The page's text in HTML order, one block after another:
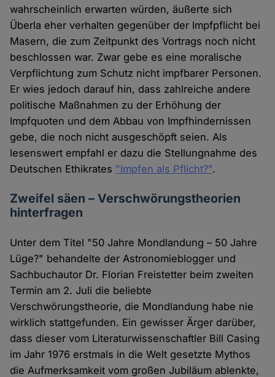
wahrscheinlich erwarten würden, äußerte sich
Überla eher verhalten gegenüber der Impfpflicht bei
Masern, die zum Zeitpunkt des Vortrags noch nicht
beschlossen war. Zwar gebe es eine moralische
Verpflichtung zum Schutz nicht impfbarer Personen.
Er wies jedoch darauf hin, dass zahlreiche andere
politische Maßnahmen zu der Erhöhung der
Impfquoten und dem Abbau von Impfhindernissen
gebe, die noch nicht ausgeschöpft seien. Als
lesenswert empfahl er dazu die Stellungnahme des
Deutschen Ethikrates "Impfen als Pflicht?".
Zweifel säen – Verschwörungstheorien
hinterfragen
Unter dem Titel "50 Jahre Mondlandung – 50 Jahre
Lüge?" behandelte der Astronomieblogger und
Sachbuchautor Dr. Florian Freistetter beim zweiten
Termin am 2. Juli die beliebte
Verschwörungstheorie, die Mondlandung habe nie
wirklich stattgefunden. Ein gewisser Ärger darüber,
dass dieser vom Literaturwissenschaftler Bill Casing
im Jahr 1976 erstmals in die Welt gesetzte Mythos
die Aufmerksamkeit vom großen Jubiläum ablenkte,